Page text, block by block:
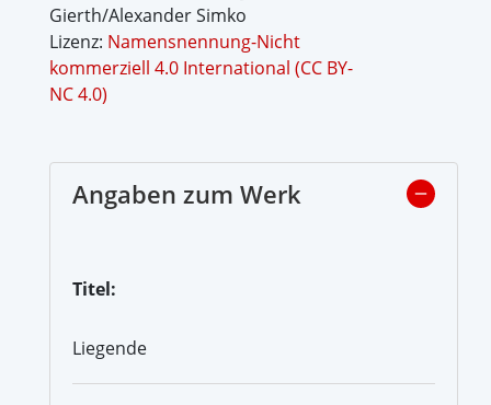
Gierth/Alexander Simko
Lizenz: Namensnennung-Nicht
kommerziell 4.0 International (CC BY-
NC 4.0)
Angaben zum Werk
Titel:
Liegende